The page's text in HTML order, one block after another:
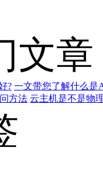
文章
? 一文带您了解什么是
方法 云主机是不是物